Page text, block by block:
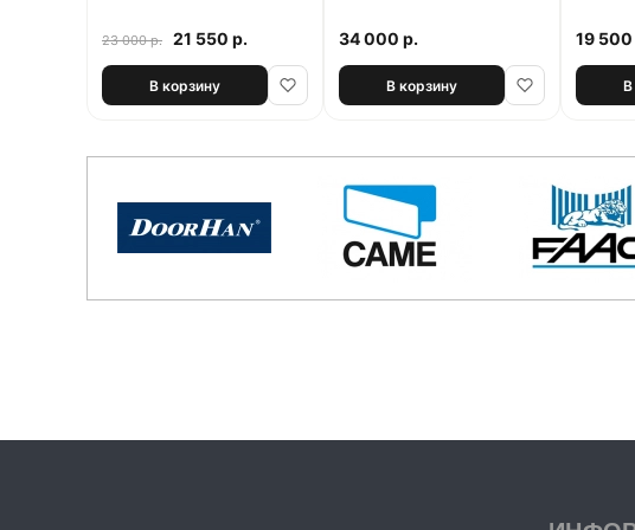
23 000 р. 21 550 р.
В корзину
34 000 р.
В корзину
19 500
В